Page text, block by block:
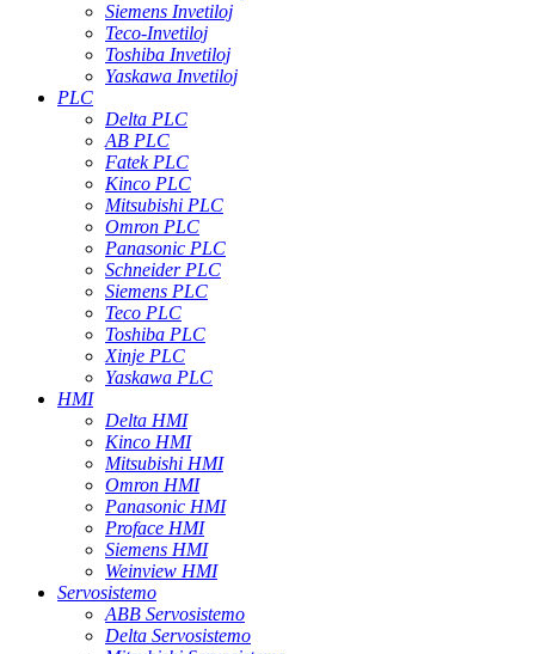
Siemens Invetiloj
Teco-Invetiloj
Toshiba Invetiloj
Yaskawa Invetiloj
PLC
Delta PLC
AB PLC
Fatek PLC
Kinco PLC
Mitsubishi PLC
Omron PLC
Panasonic PLC
Schneider PLC
Siemens PLC
Teco PLC
Toshiba PLC
Xinje PLC
Yaskawa PLC
HMI
Delta HMI
Kinco HMI
Mitsubishi HMI
Omron HMI
Panasonic HMI
Proface HMI
Siemens HMI
Weinview HMI
Servosistemo
ABB Servosistemo
Delta Servosistemo